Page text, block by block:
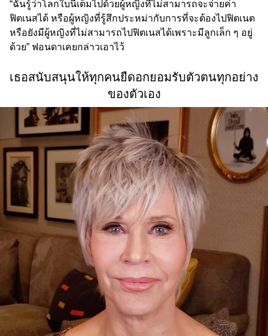
“ฉันรู้ว่าโลกใบนี้เต็มไปด้วยผู้หญิงที่ไม่สามารถจะจ่ายค่า
ฟิตเนสได้ หรือผู้หญิงที่รู้สึกประหม่ากับการที่จะต้องไปฟิตเนต
หรือยังมีผู้หญิงที่ไม่สามารถไปฟิตเนสได้เพราะมีลูกเล็ก ๆ อยู่
ด้วย” ฟอนดาเคยกล่าวเอาไว้
เธอสนับสนุนให้ทุกคนยืดอกยอมรับตัวตนทุกอย่าง
ของตัวเอง